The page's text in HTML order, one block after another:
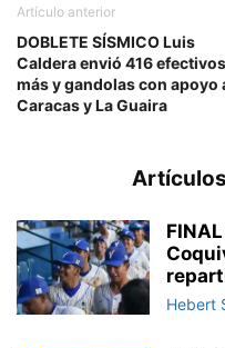
Artículo anterior
DOBLETE SÍSMICO Luis
Caldera envió 416 efectivos
más y gandolas con apoyo
Caracas y La Guaira
Hebert